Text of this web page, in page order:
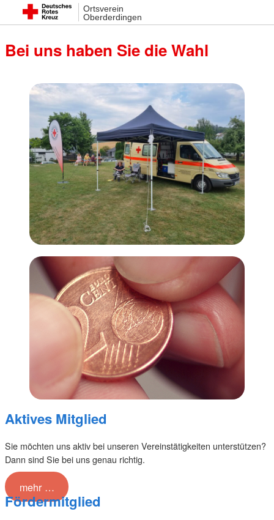
Ortsverein
Oberderdingen
Bei uns haben Sie die Wahl
Aktives Mitglied
Sie möchten uns aktiv bei unseren Vereinstätigkeiten unterstützen?
Dann sind Sie bei uns genau richtig.
mehr …
Fördermitglied